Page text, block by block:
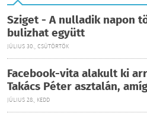
Sziget - A nulladik napon
bulizhat együtt
JÚLIUS 30., CSÜTÖRTÖK
Facebook-vita alakult ki
Takács Péter asztalán,
JÚLIUS 28., KEDD